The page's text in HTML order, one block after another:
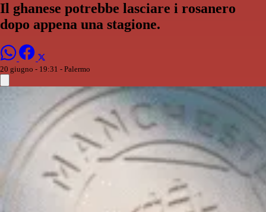
Il ghanese potrebbe lasciare i rosanero
dopo appena una stagione.
20 giugno - 19:31 - Palermo